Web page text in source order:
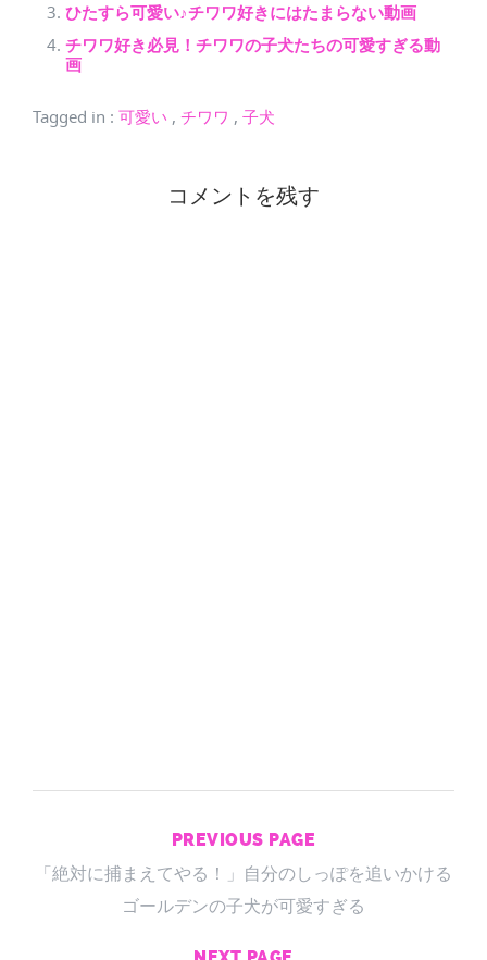
ひたすら可愛い♪チワワ好きにはたまらない動画
チワワ好き必見！チワワの子犬たちの可愛すぎる動
画
Tagged in : 可愛い , チワワ , 子犬
コメントを残す
PREVIOUS PAGE
「絶対に捕まえてやる！」自分のしっぽを追いかける
ゴールデンの子犬が可愛すぎる